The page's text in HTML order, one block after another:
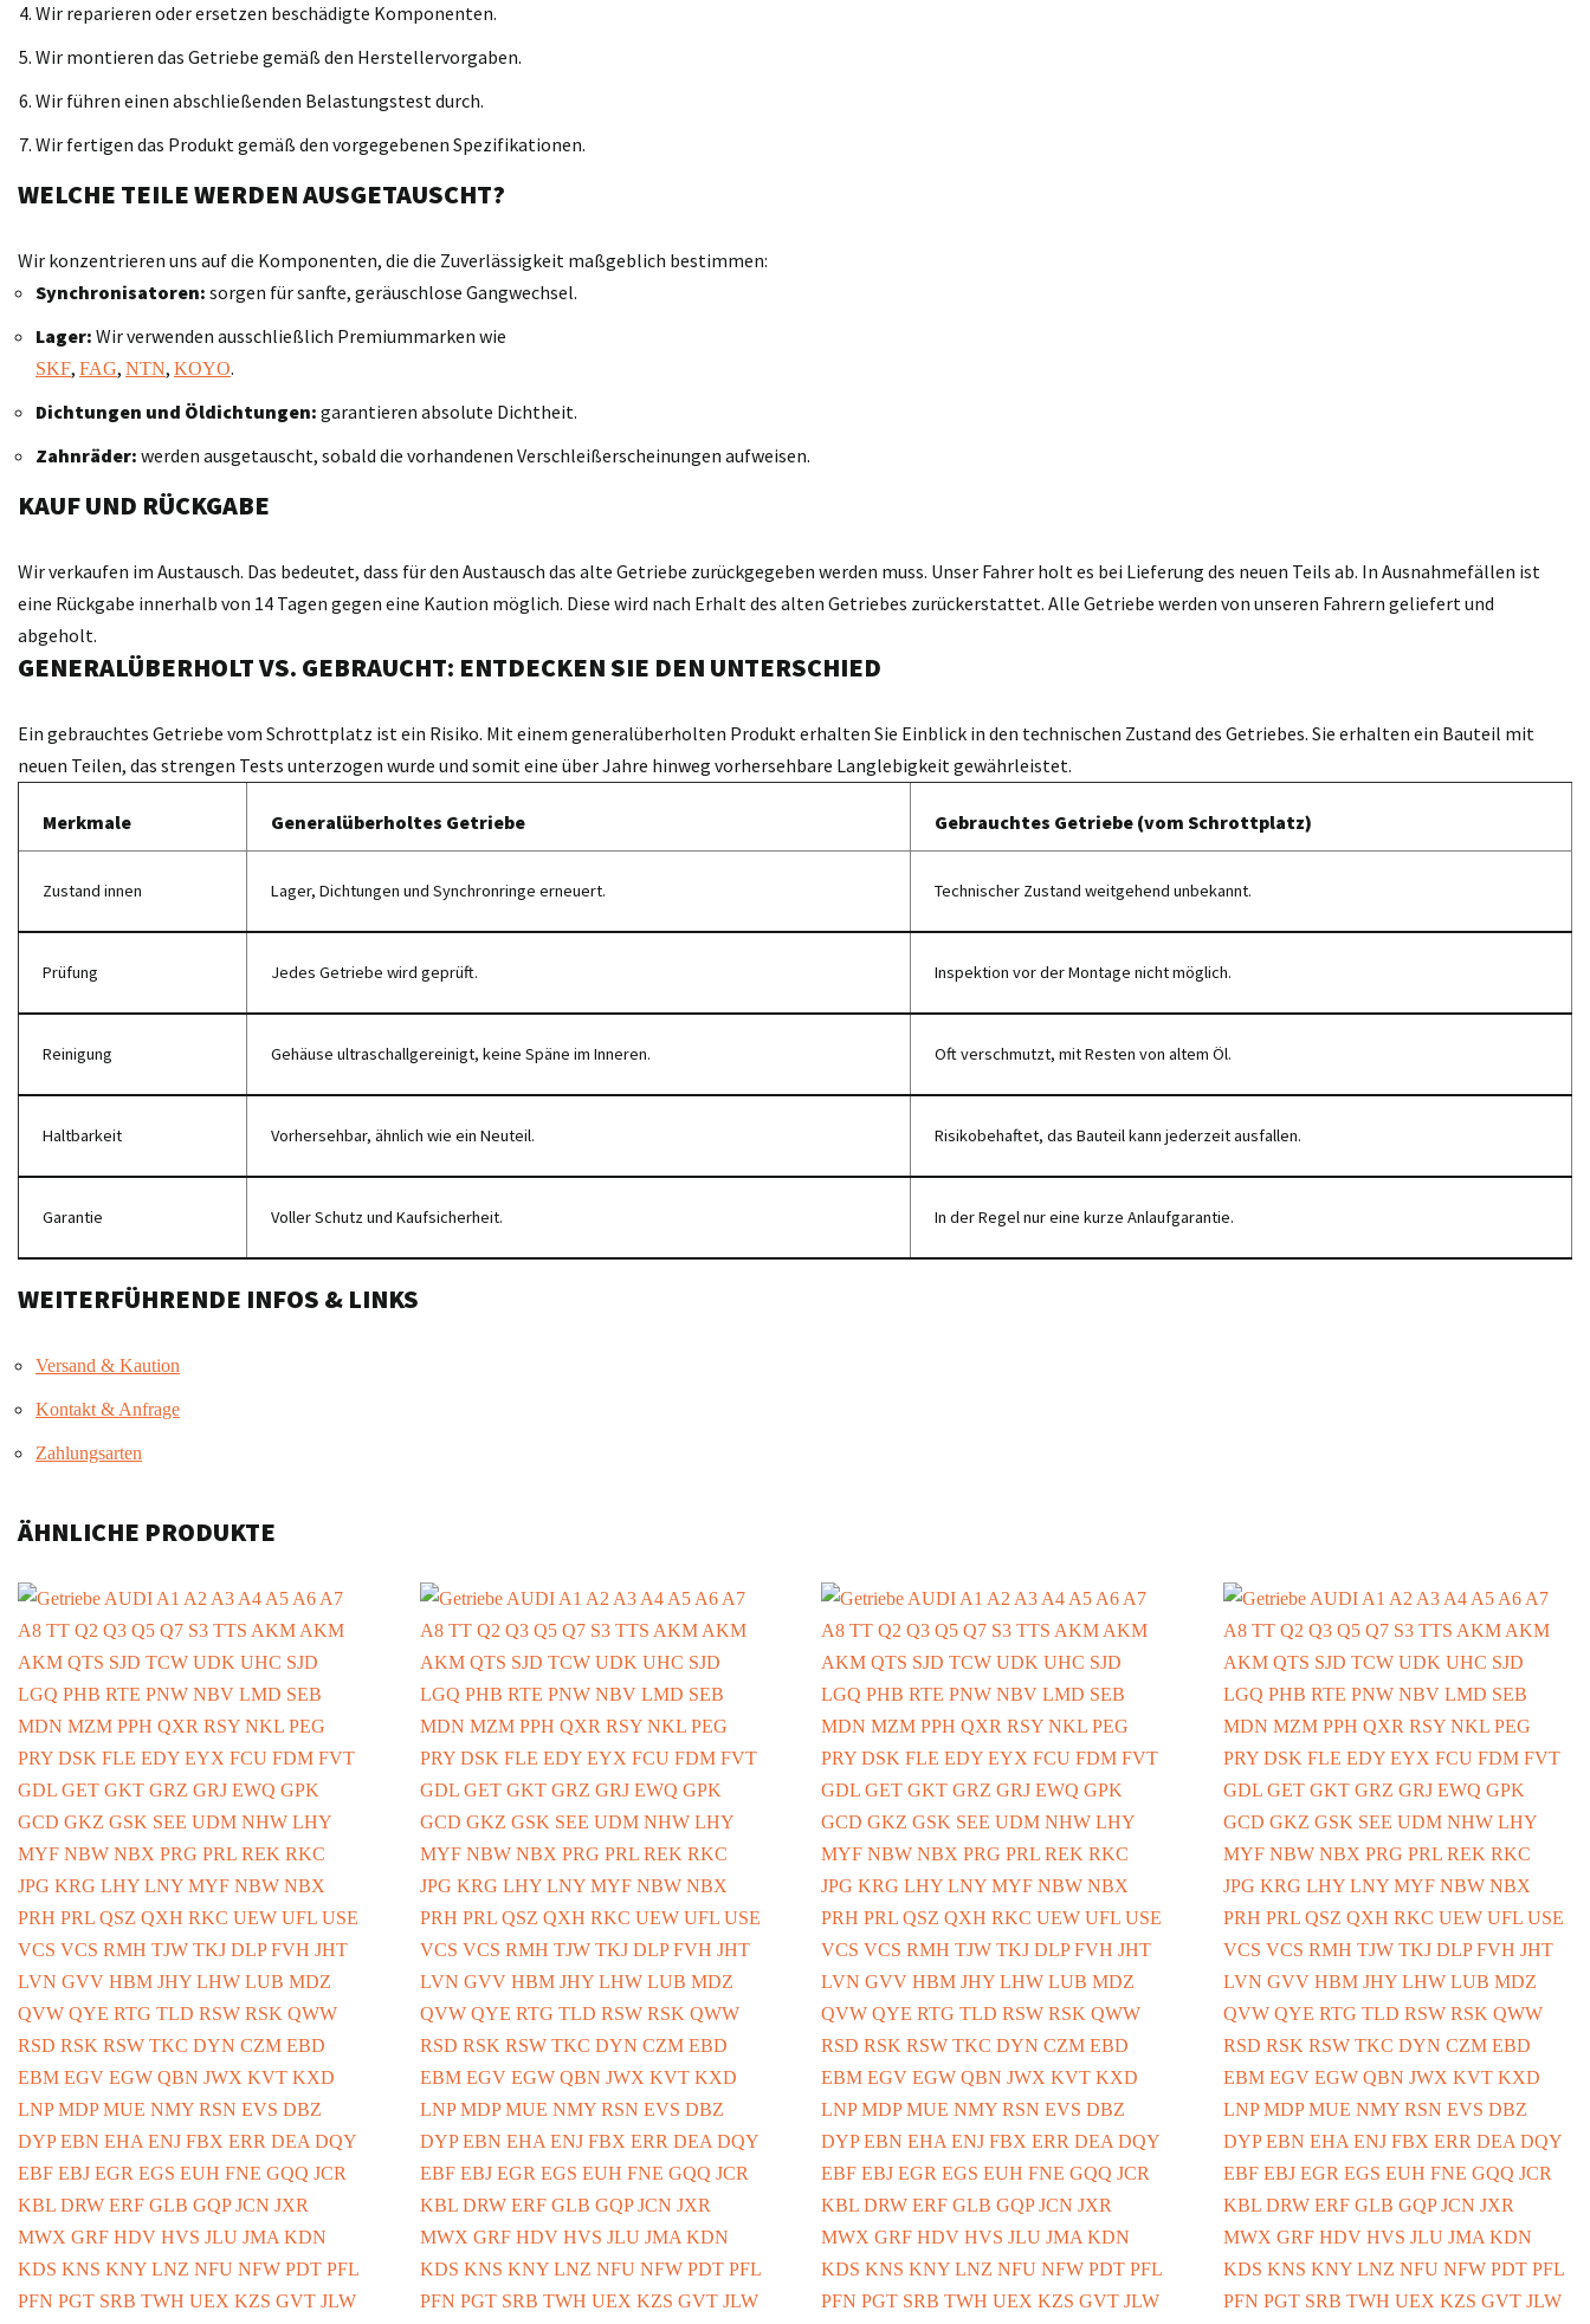
Wir reparieren oder ersetzen beschädigte Komponenten.
Wir montieren das Getriebe gemäß den Herstellervorgaben.
Wir führen einen abschließenden Belastungstest durch.
Wir fertigen das Produkt gemäß den vorgegebenen Spezifikationen.
WELCHE TEILE WERDEN AUSGETAUSCHT?
Wir konzentrieren uns auf die Komponenten, die die Zuverlässigkeit maßgeblich bestimmen:
Synchronisatoren: sorgen für sanfte, geräuschlose Gangwechsel.
Lager: Wir verwenden ausschließlich Premiummarken wie
SKF, FAG, NTN, KOYO.
Dichtungen und Öldichtungen: garantieren absolute Dichtheit.
Zahnräder: werden ausgetauscht, sobald die vorhandenen Verschleißerscheinungen aufweisen.
KAUF UND RÜCKGABE
Wir verkaufen im Austausch. Das bedeutet, dass für den Austausch das alte Getriebe zurückgegeben werden muss. Unser Fahrer holt es bei Lieferung des neuen Teils ab. In Ausnahmefällen ist
eine Rückgabe innerhalb von 14 Tagen gegen eine Kaution möglich. Diese wird nach Erhalt des alten Getriebes zurückerstattet. Alle Getriebe werden von unseren Fahrern geliefert und
abgeholt.
GENERALÜBERHOLT VS. GEBRAUCHT: ENTDECKEN SIE DEN UNTERSCHIED
Ein gebrauchtes Getriebe vom Schrottplatz ist ein Risiko. Mit einem generalüberholten Produkt erhalten Sie Einblick in den technischen Zustand des Getriebes. Sie erhalten ein Bauteil mit
neuen Teilen, das strengen Tests unterzogen wurde und somit eine über Jahre hinweg vorhersehbare Langlebigkeit gewährleistet.
Merkmale Generalüberholtes Getriebe Gebrauchtes Getriebe (vom Schrottplatz)
Zustand innen Lager, Dichtungen und Synchronringe erneuert. Technischer Zustand weitgehend unbekannt.
Prüfung Jedes Getriebe wird geprüft. Inspektion vor der Montage nicht möglich.
Reinigung Gehäuse ultraschallgereinigt, keine Späne im Inneren. Oft verschmutzt, mit Resten von altem Öl.
Haltbarkeit Vorhersehbar, ähnlich wie ein Neuteil. Risikobehaftet, das Bauteil kann jederzeit ausfallen.
Garantie Voller Schutz und Kaufsicherheit. In der Regel nur eine kurze Anlaufgarantie.
WEITERFÜHRENDE INFOS & LINKS
Versand & Kaution
Kontakt & Anfrage
Zahlungsarten
ÄHNLICHE PRODUKTE